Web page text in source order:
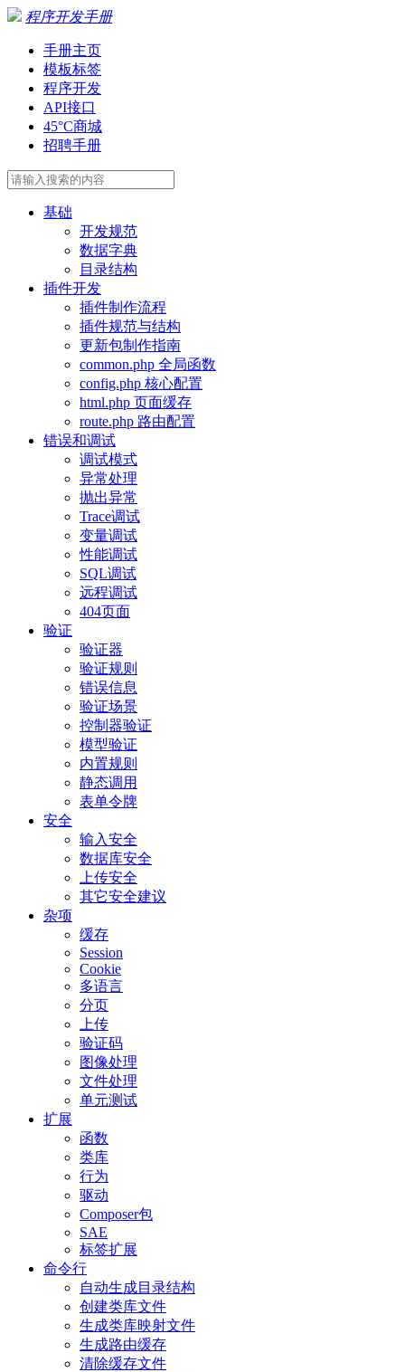
程序开发手册
手册主页
模板标签
程序开发
API接口
45°C商城
招聘手册
基础
开发规范
数据字典
目录结构
插件开发
插件制作流程
插件规范与结构
更新包制作指南
common.php 全局函数
config.php 核心配置
html.php 页面缓存
route.php 路由配置
错误和调试
调试模式
异常处理
抛出异常
Trace调试
变量调试
性能调试
SQL调试
远程调试
404页面
验证
验证器
验证规则
错误信息
验证场景
控制器验证
模型验证
内置规则
静态调用
表单令牌
安全
输入安全
数据库安全
上传安全
其它安全建议
杂项
缓存
Session
Cookie
多语言
分页
上传
验证码
图像处理
文件处理
单元测试
扩展
函数
类库
行为
驱动
Composer包
SAE
标签扩展
命令行
自动生成目录结构
创建类库文件
生成类库映射文件
生成路由缓存
清除缓存文件